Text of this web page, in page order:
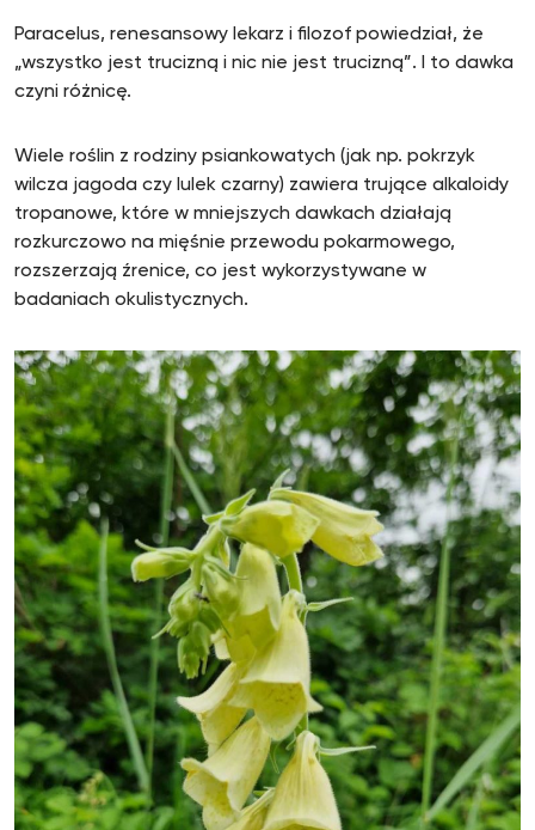
Paracelus, renesansowy lekarz i filozof powiedział, że
„wszystko jest trucizną i nic nie jest trucizną”. I to dawka
czyni różnicę.
Wiele roślin z rodziny psiankowatych (jak np. pokrzyk
wilcza jagoda czy lulek czarny) zawiera trujące alkaloidy
tropanowe, które w mniejszych dawkach działają
rozkurczowo na mięśnie przewodu pokarmowego,
rozszerzają źrenice, co jest wykorzystywane w
badaniach okulistycznych.